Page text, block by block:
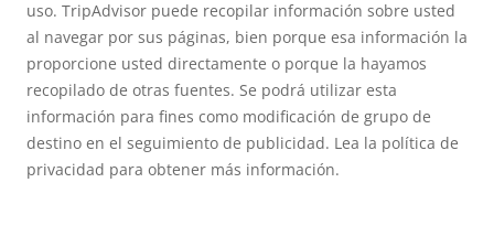
uso. TripAdvisor puede recopilar información sobre usted
al navegar por sus páginas, bien porque esa información la
proporcione usted directamente o porque la hayamos
recopilado de otras fuentes. Se podrá utilizar esta
información para fines como modificación de grupo de
destino en el seguimiento de publicidad. Lea la política de
privacidad para obtener más información.